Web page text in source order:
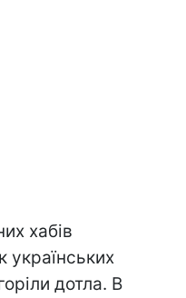
хабів
українських
дотла. В